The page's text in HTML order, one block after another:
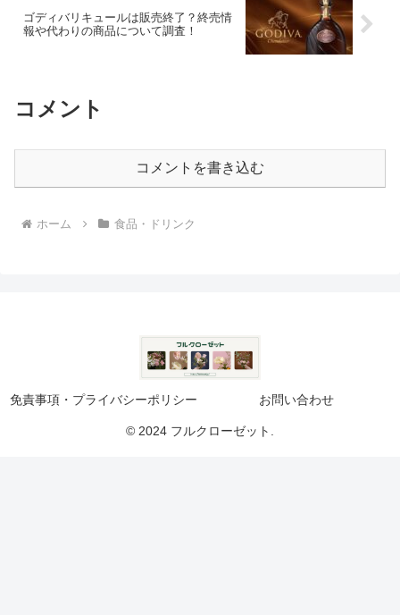
ゴディバリキュールは販売終了？終売情
報や代わりの商品について調査！
コメント
コメントを書き込む
ホーム 食品・ドリンク
免責事項・プライバシーポリシー お問い合わせ
© 2024 フルクローゼット.